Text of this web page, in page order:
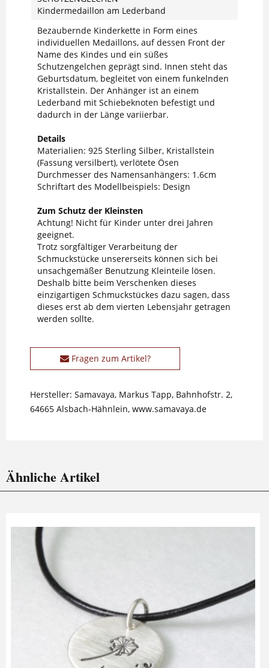
Kindermedaillon am Lederband
Bezaubernde Kinderkette in Form eines
individuellen Medaillons, auf dessen Front der
Name des Kindes und ein süßes
Schutzengelchen geprägt sind. Innen steht das
Geburtsdatum, begleitet von einem funkelnden
Kristallstein. Der Anhänger ist an einem
Lederband mit Schiebeknoten befestigt und
dadurch in der Länge variierbar.
Details
Materialien: 925 Sterling Silber, Kristallstein
(Fassung versilbert), verlötete Ösen
Durchmesser des Namensanhängers: 1.6cm
Schriftart des Modellbeispiels: Design
Zum Schutz der Kleinsten
Achtung! Nicht für Kinder unter drei Jahren
geeignet.
Trotz sorgfältiger Verarbeitung der
Schmuckstücke unsererseits können sich bei
unsachgemäßer Benutzung Kleinteile lösen.
Deshalb bitte beim Verschenken dieses
einzigartigen Schmuckstückes dazu sagen, dass
dieses erst ab dem vierten Lebensjahr getragen
werden sollte.
Fragen zum Artikel?
Hersteller: Samavaya, Markus Tapp, Bahnhofstr. 2,
64665 Alsbach-Hähnlein, www.samavaya.de
Ähnliche Artikel